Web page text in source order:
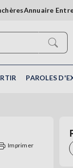
Annuaire
PAROLES
Imprimer